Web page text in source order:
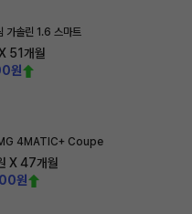
가솔린 1.6 스마트
51개월
원
4MATIC+ Coupe
X47개월
원